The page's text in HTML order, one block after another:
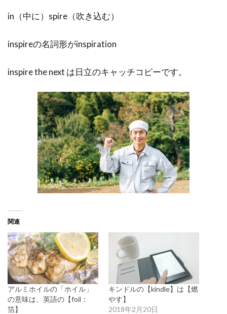
in（中に）spire（吹き込む）
inspireの名詞形がinspiration
inspire the next は日立のキャッチコピーです。
関連
アルミホイルの「ホイル」
の意味は、英語の【foil：
箔】
キンドルの【kindle】は【燃
やす】
2018年2月20日